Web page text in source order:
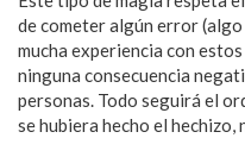
de cometer algún error
mucha experiencia con
ninguna consecuencia
personas. Todo seguirá el
se hubiera hecho el hechizo,